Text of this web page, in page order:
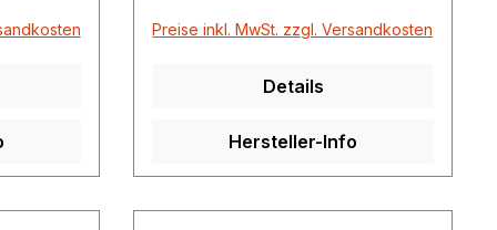
Preise inkl. MwSt. zzgl. Versandkosten
Details
Hersteller-Info